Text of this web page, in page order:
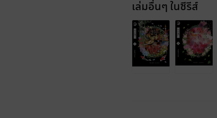
เล่มอื่นๆ ในซีรีส์